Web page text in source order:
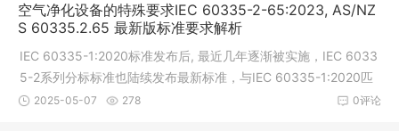
空气净化设备的特殊要求IEC 60335-2-65:2023, AS/NZ
S 60335.2.65 最新版标准要求解析
IEC 60335-1:2020标准发布后, 最近几年逐渐被实施，IEC 6033
5-2系列分标标准也陆续发布最新标准，与IEC 60335-1:2020匹
配使用。其中，IEC 60335-2-65:2023, AS/NZS 60335.2.65:2
0评论
2025-05-07 278